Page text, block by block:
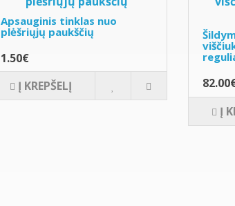
Apsauginis tinklas nuo
plėšriųjų paukščių
1.50€
Į KREPŠELĮ
Į